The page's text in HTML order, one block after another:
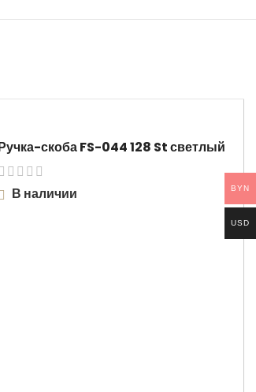
скоба FS-044 128 St светлый
В наличии BYN
USD